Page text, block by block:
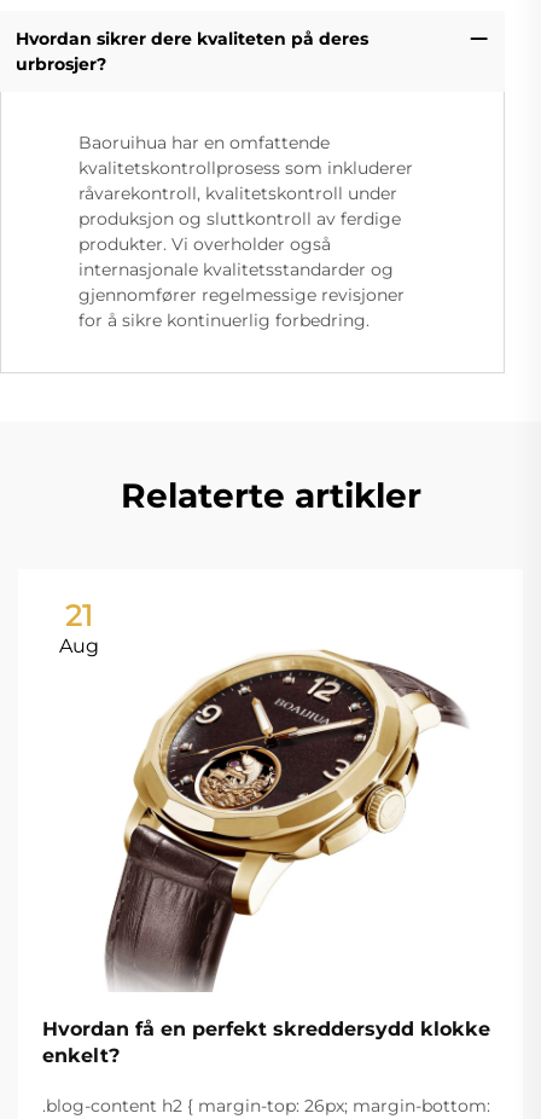
Hvordan sikrer dere kvaliteten på deres
urbrosjer?
Baoruihua har en omfattende
kvalitetskontrollprosess som inkluderer
råvarekontroll, kvalitetskontroll under
produksjon og sluttkontroll av ferdige
produkter. Vi overholder også
internasjonale kvalitetsstandarder og
gjennomfører regelmessige revisjoner
for å sikre kontinuerlig forbedring.
Relaterte artikler
21
Aug
Hvordan få en perfekt skreddersydd klokke
enkelt?
.blog-content h2 { margin-top: 26px; margin-bottom: